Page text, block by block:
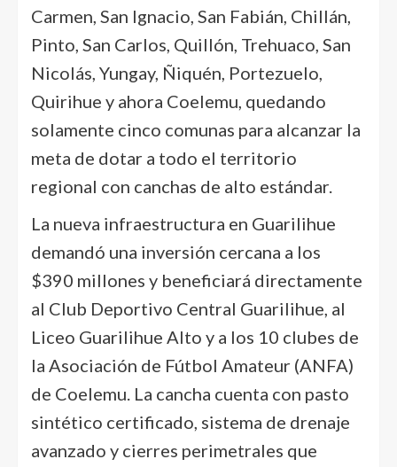
Carmen, San Ignacio, San Fabián, Chillán,
Pinto, San Carlos, Quillón, Trehuaco, San
Nicolás, Yungay, Ñiquén, Portezuelo,
Quirihue y ahora Coelemu, quedando
solamente cinco comunas para alcanzar la
meta de dotar a todo el territorio
regional con canchas de alto estándar.
La nueva infraestructura en Guarilihue
demandó una inversión cercana a los
$390 millones y beneficiará directamente
al Club Deportivo Central Guarilihue, al
Liceo Guarilihue Alto y a los 10 clubes de
la Asociación de Fútbol Amateur (ANFA)
de Coelemu. La cancha cuenta con pasto
sintético certificado, sistema de drenaje
avanzado y cierres perimetrales que